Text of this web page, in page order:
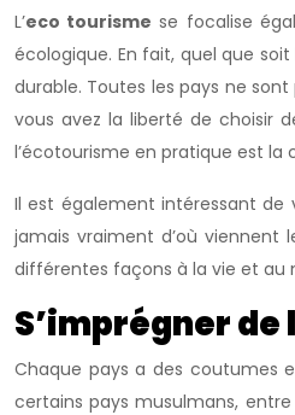
L’eco tourisme se focalise
écologique. En fait, quel que
durable. Toutes les pays ne
vous avez la liberté de choisir
l’écotourisme en pratique est la
Il est également intéressant de
jamais vraiment d’où viennent
différentes façons à la vie et au
S’imprégner
Chaque pays a des coutumes
certains pays musulmans,